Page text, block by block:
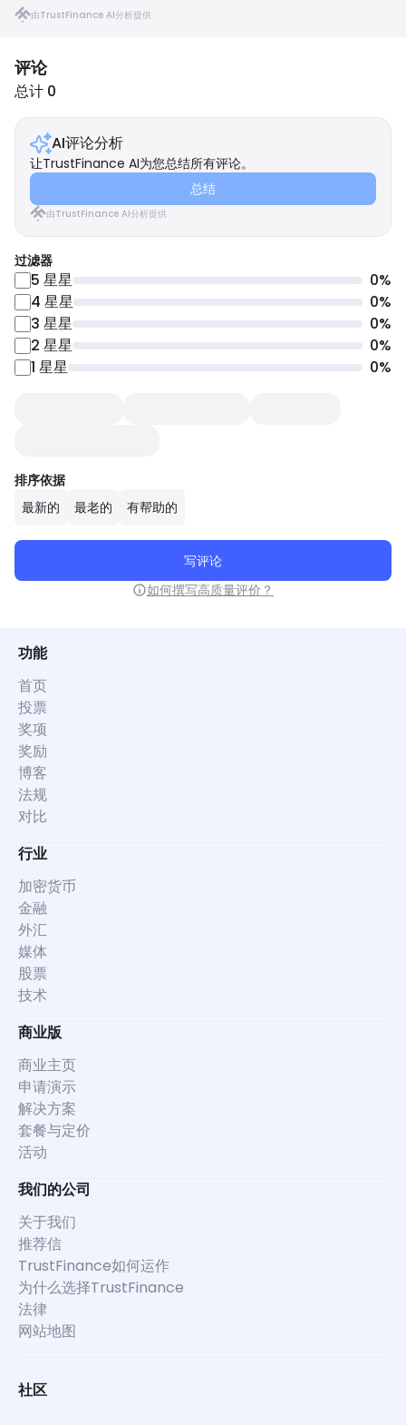
由TrustFinance AI分析提供
评论
总计 0
AI评论分析
让TrustFinance AI为您总结所有评论。
总结
由TrustFinance AI分析提供
过滤器
5 星星 0%
4 星星 0%
3 星星 0%
2 星星 0%
1 星星 0%
排序依据
最新的
最老的 有帮助的
写评论
如何撰写高质量评价？
功能
首页
投票
奖项
奖励
博客
法规
对比
行业
加密货币
金融
外汇
媒体
股票
技术
商业版
商业主页
申请演示
解决方案
套餐与定价
活动
我们的公司
关于我们
推荐信
TrustFinance如何运作
为什么选择TrustFinance
法律
网站地图
社区